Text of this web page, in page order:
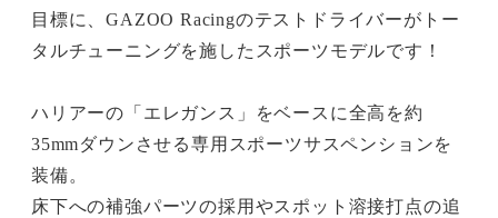
目標に、GAZOO Racingのテストドライバーがトー
タルチューニングを施したスポーツモデルです！
ハリアーの「エレガンス」をベースに全高を約
35mmダウンさせる専用スポーツサスペンションを
装備。
床下への補強パーツの採用やスポット溶接打点の追